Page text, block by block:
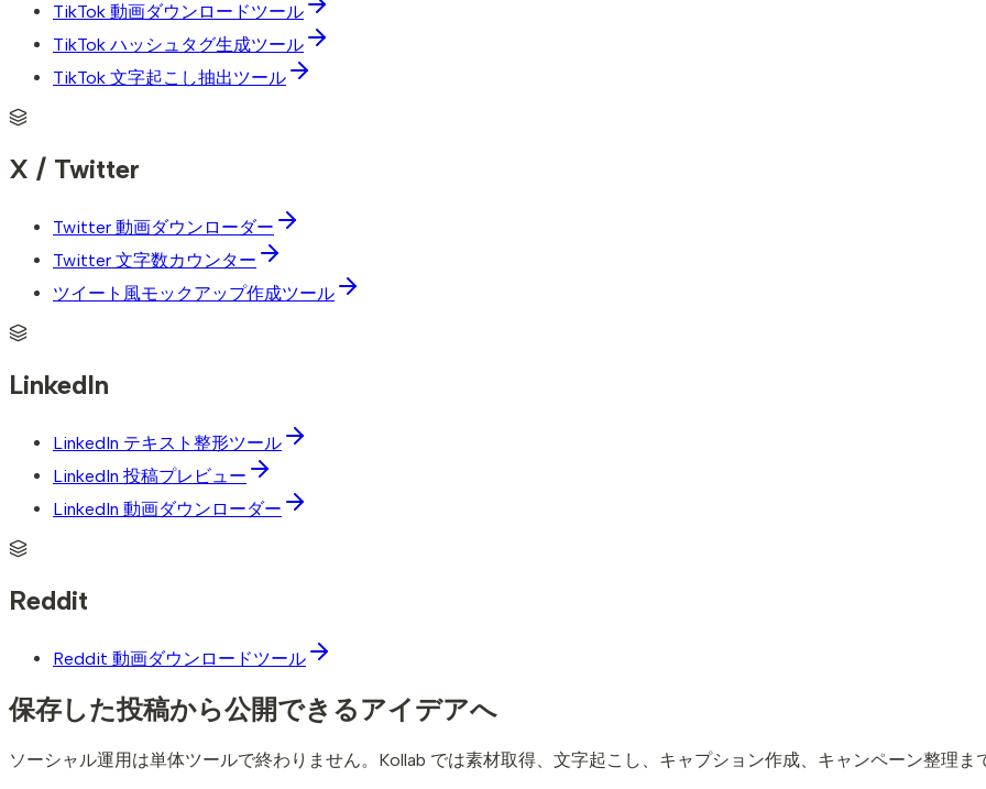
TikTok 動画ダウンロードツール
TikTok ハッシュタグ生成ツール
TikTok 文字起こし抽出ツール
X / Twitter
Twitter 動画ダウンローダー
Twitter 文字数カウンター
ツイート風モックアップ作成ツール
LinkedIn
LinkedIn テキスト整形ツール
LinkedIn 投稿プレビュー
LinkedIn 動画ダウンローダー
Reddit
Reddit 動画ダウンロードツール
保存した投稿から公開できるアイデアへ
ソーシャル運用は単体ツールで終わりません。Kollab では素材取得、文字起こし、キャプション作成、キャンペーン整理ま